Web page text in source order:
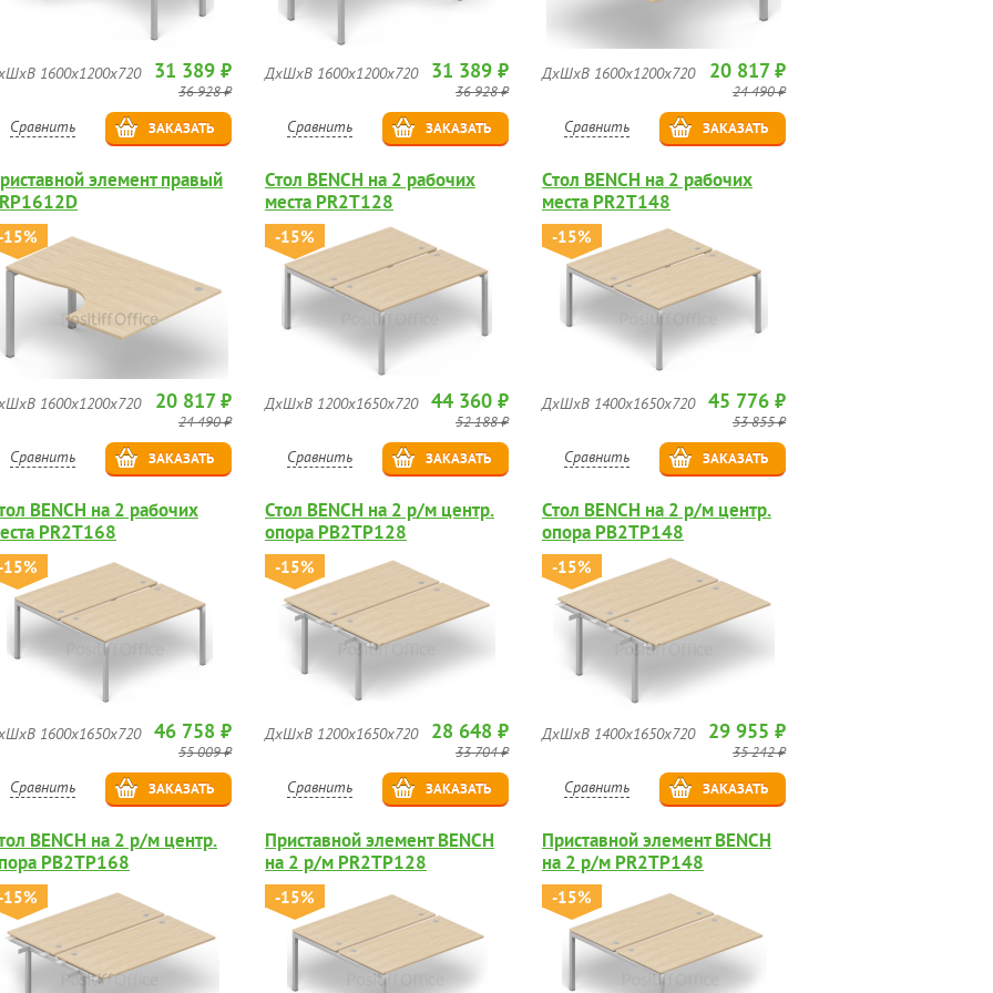
1600х1200х720 31 389 ₽
36 928 ₽
Сравнить ЗАКАЗАТЬ
ДхШхВ 1600х1200х720 31 389 ₽
36 928 ₽
Сравнить ЗАКАЗАТЬ
ДхШхВ 1600х1200х720 20 817 ₽
24 490 ₽
Сравнить ЗАКАЗАТЬ
элемент правый
15%
1600х1200х720 20 817 ₽
24 490 ₽
Сравнить ЗАКАЗАТЬ
Стол BENCH на 2 рабочих
места PR2T128
-15%
ДхШхВ 1200х1650х720 44 360 ₽
52 188 ₽
Сравнить ЗАКАЗАТЬ
Стол BENCH на 2 рабочих
места PR2T148
-15%
ДхШхВ 1400х1650х720 45 776 ₽
53 855 ₽
Сравнить ЗАКАЗАТЬ
BENCH на 2 рабочих
PR2T168
15%
1600х1650х720 46 758 ₽
55 009 ₽
Сравнить ЗАКАЗАТЬ
Стол BENCH на 2 р/м центр.
опора PB2TP128
-15%
ДхШхВ 1200х1650х720 28 648 ₽
33 704 ₽
Сравнить ЗАКАЗАТЬ
Стол BENCH на 2 р/м центр.
опора PB2TP148
-15%
ДхШхВ 1400х1650х720 29 955 ₽
35 242 ₽
Сравнить ЗАКАЗАТЬ
BENCH на 2 р/м центр.
PB2TP168
15%
Приставной элемент BENCH
на 2 р/м PR2TP128
-15%
Приставной элемент BENCH
на 2 р/м PR2TP148
-15%